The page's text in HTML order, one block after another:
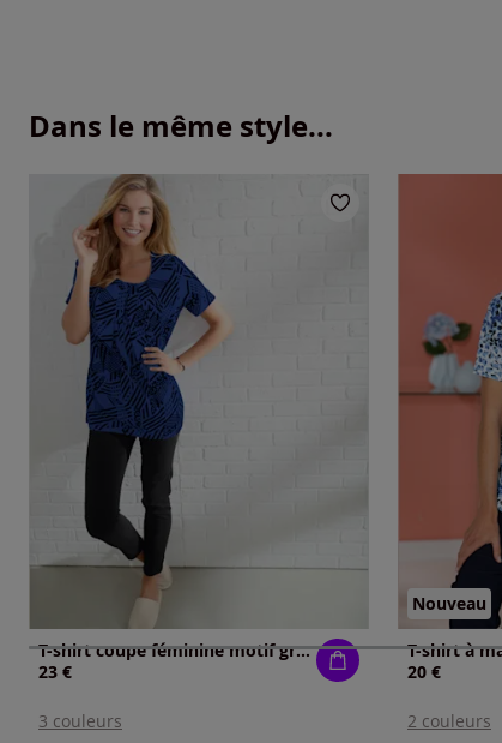
Dans le même style...
T-shirt coupe féminine motif graphique
23 €
3 couleurs
Nouveau
20 €
2 couleurs